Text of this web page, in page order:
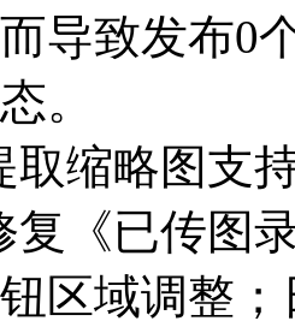
导致发布0
。
取缩略图支
复《已传图
区域调整